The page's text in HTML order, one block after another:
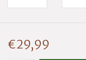
€29,99